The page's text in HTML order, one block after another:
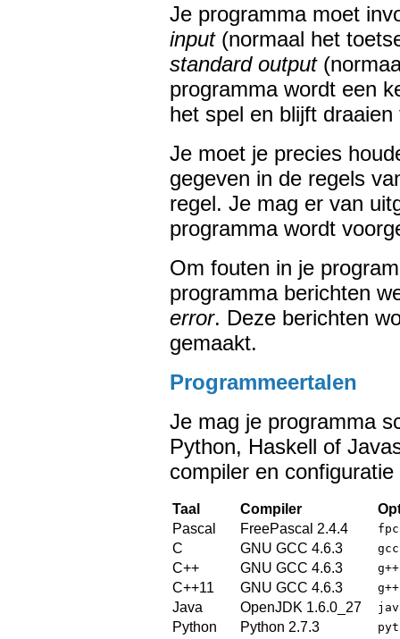
Je programma moet
input(normaal het
standard output
programma wordt een
het spel en blijft
Je moet je precies
gegeven in de regels
regel. Je mag er van
programma wordt
Om fouten in je
programma berichten
error. Deze berichten
gemaakt.
Programmeertalen
Je mag je programma
Python, Haskell of
compiler en
Taal Compiler
Pascal
FreePascal 2.4.4
C GNU GCC 4.6.3
C++ GNU GCC 4.6.3
C++11 GNU GCC 4.6.3
Java OpenJDK 1.6.0_27
Python Python 2.7.3